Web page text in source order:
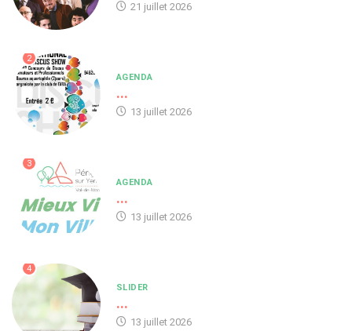
21 juillet 2026
2
AGENDA
...
13 juillet 2026
3
AGENDA
...
13 juillet 2026
4
SLIDER
...
13 juillet 2026